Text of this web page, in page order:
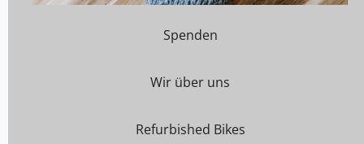
Spenden
Wir über uns
Refurbished Bikes